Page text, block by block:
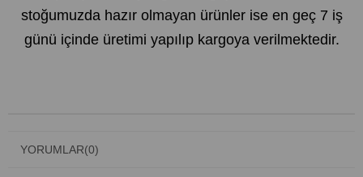
stoğumuzda hazır olmayan ürünler ise en geç 7 iş
günü içinde üretimi yapılıp kargoya verilmektedir.
YORUMLAR(0)